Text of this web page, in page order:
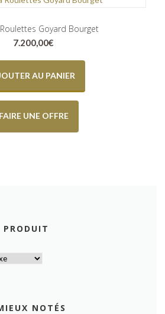
Goyard Bourget
7.200,00€
AU PANIER
FAIRE UNE OFFRE
PRODUIT
NOTÉS